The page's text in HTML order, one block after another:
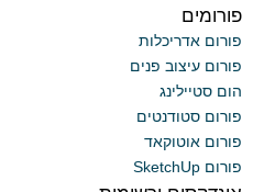
פורומים
פורום אדריכלות
פורום עיצוב פנים
הום סטיילינג
פורום סטודנטים
פורום אוטוקאד
פורום SketchUp